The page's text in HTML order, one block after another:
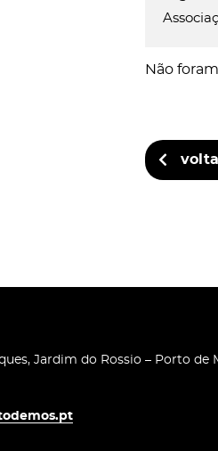
Não
Jardim do Rossio – Porto de